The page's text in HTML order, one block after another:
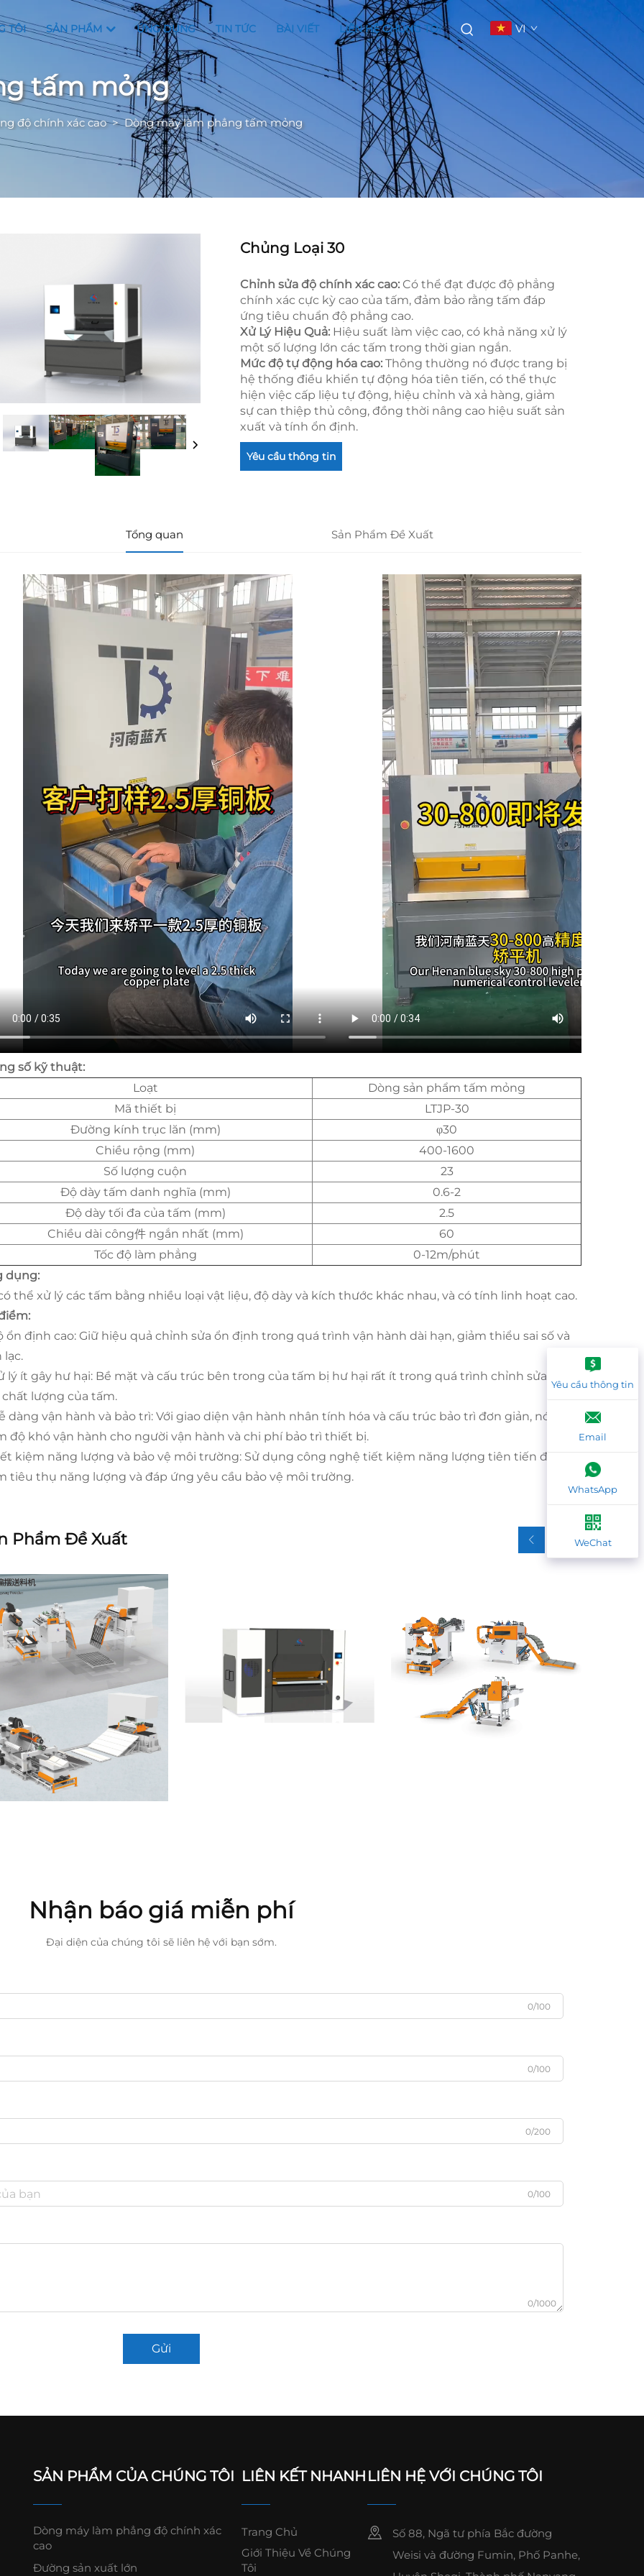
TÔI SẢN PHẨM ỨNG DỤNG TIN TỨC BÀI VIẾT LIÊN HỆ CHÚNG TÔI VI
tấm mỏng
độ chính xác cao>Dòng máy làm phẳng tấm mỏng
Chủng Loại 30
Chỉnh sửa độ chính xác cao: Có thể đạt được độ phẳng
chính xác cực kỳ cao của tấm, đảm bảo rằng tấm đáp
ứng tiêu chuẩn độ phẳng cao.
Xử Lý Hiệu Quả: Hiệu suất làm việc cao, có khả năng xử lý
một số lượng lớn các tấm trong thời gian ngắn.
Mức độ tự động hóa cao: Thông thường nó được trang bị
hệ thống điều khiển tự động hóa tiên tiến, có thể thực
hiện việc cấp liệu tự động, hiệu chỉnh và xả hàng, giảm
sự can thiệp thủ công, đồng thời nâng cao hiệu suất sản
xuất và tính ổn định.
Yêu cầu thông tin
Tổng quan Sản Phẩm Đề Xuất
số kỹ thuật:
Loạt
Dòng sản phẩm tấm mỏng
Mã thiết bị
LTJP-30
Đường kính trục lăn (mm)
φ30
Chiều rộng (mm)
400-1600
Số lượng cuộn
23
Độ dày tấm danh nghĩa (mm)
0.6-2
Độ dày tối đa của tấm (mm)
2.5
Chiều dài công件 ngắn nhất (mm)
60
Tốc độ làm phẳng
0-12m/phút
dụng:
thể xử lý các tấm bằng nhiều loại vật liệu, độ dày và kích thước khác nhau, và có tính linh hoạt cao.
ổn định cao: Giữ hiệu quả chỉnh sửa ổn định trong quá trình vận hành dài hạn, giảm thiểu sai số và
lạc.
lý ít gây hư hại: Bề mặt và cấu trúc bên trong của tấm bị hư hại rất ít trong quá trình chỉnh sửa, đảm
chất lượng của tấm.
dàng vận hành và bảo trì: Với giao diện vận hành nhân tính hóa và cấu trúc bảo trì đơn giản, nó
độ khó vận hành cho người vận hành và chi phí bảo trì thiết bị.
kiệm năng lượng và bảo vệ môi trường: Sử dụng công nghệ tiết kiệm năng lượng tiên tiến để
tiêu thụ năng lượng và đáp ứng yêu cầu bảo vệ môi trường.
Phẩm Đề Xuất
Yêu cầu thông tin
Email
WhatsApp
WeChat
Nhận báo giá miễn phí
Đại diện của chúng tôi sẽ liên hệ với bạn sớm.
0/100
0/100
0/200
0/100
0/1000
Gửi
SẢN PHẨM CỦA CHÚNG TÔI
Dòng máy làm phẳng độ chính xác
cao
Đường sản xuất lớn
LIÊN KẾT NHANH
Trang Chủ
Giới Thiệu Về Chúng
Tôi
LIÊN HỆ VỚI CHÚNG TÔI
Số 88, Ngã tư phía Bắc đường
Weisi và đường Fumin, Phố Panhe,